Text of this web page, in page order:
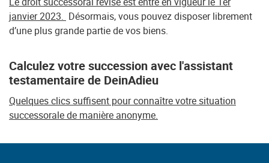
janvier 2023. Désormais, vous pouvez disposer librement
d’une plus grande partie de vos biens.
Calculez votre succession avec l'assistant
testamentaire de DeinAdieu
Quelques clics suffisent pour connaître votre situation
successorale de manière anonyme.